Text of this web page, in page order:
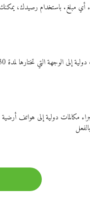
مكالمات دولية إلى